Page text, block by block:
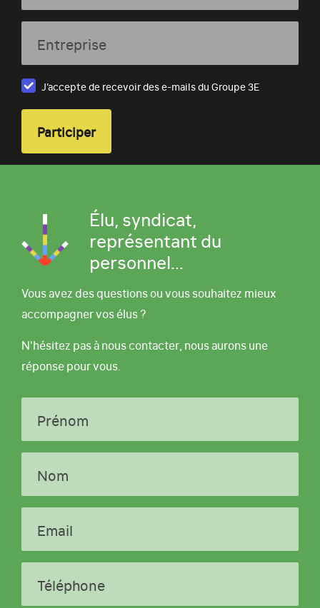
Entreprise
J’accepte de recevoir des e-mails du Groupe 3E
Élu, syndicat,
représentant du
personnel...
Vous avez des questions ou vous souhaitez mieux
accompagner vos élus ?
N'hésitez pas à nous contacter, nous aurons une
réponse pour vous.
Prénom
Nom
Email
Téléphone